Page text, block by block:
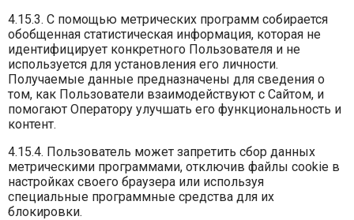
4.15.3. С помощью метрических программ собирается
обобщенная статистическая информация, которая не
идентифицирует конкретного Пользователя и не
используется для установления его личности.
Получаемые данные предназначены для сведения о
том, как Пользователи взаимодействуют с Сайтом, и
помогают Оператору улучшать его функциональность и
контент.
4.15.4. Пользователь может запретить сбор данных
метрическими программами, отключив файлы cookie в
настройках своего браузера или используя
специальные программные средства для их
блокировки.